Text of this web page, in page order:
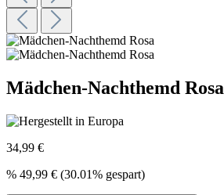
Mädchen-Nachthemd Rosa
34,99 €
% 49,99 € (30.01% gespart)